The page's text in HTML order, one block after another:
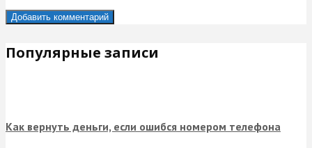
Популярные записи
Как вернуть деньги, если ошибся номером телефона